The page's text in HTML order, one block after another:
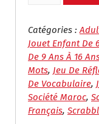
2
En
1
–
Jeu
De
Société
Catégories :
Jouet Enfant De
De 9 Ans À 16
Mots, Jeu De
De Vocabulaire,
Société Maroc,
Français,